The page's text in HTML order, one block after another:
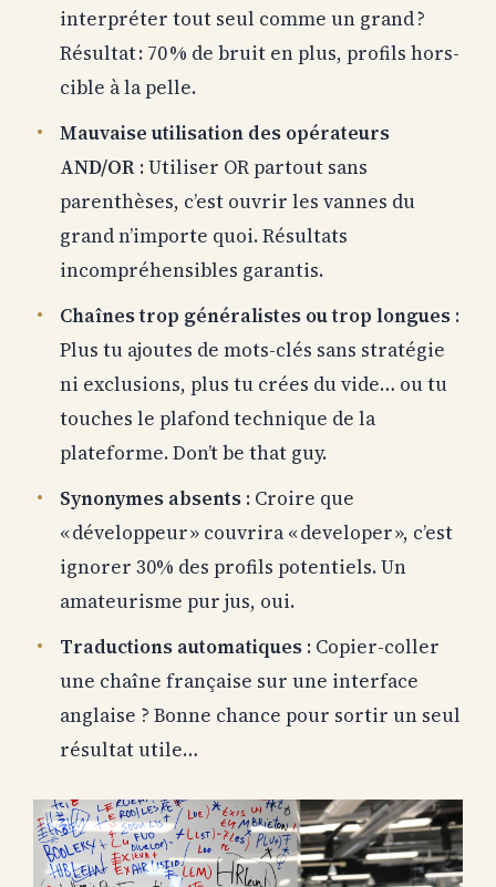
interpréter tout seul comme un grand ?
Résultat : 70 % de bruit en plus, profils hors-
cible à la pelle.
Mauvaise utilisation des opérateurs
AND/OR : Utiliser OR partout sans
parenthèses, c’est ouvrir les vannes du
grand n’importe quoi. Résultats
incompréhensibles garantis.
Chaînes trop généralistes ou trop longues :
Plus tu ajoutes de mots-clés sans stratégie
ni exclusions, plus tu crées du vide… ou tu
touches le plafond technique de la
plateforme. Don’t be that guy.
Synonymes absents : Croire que
« développeur » couvrira « developer », c’est
ignorer 30% des profils potentiels. Un
amateurisme pur jus, oui.
Traductions automatiques : Copier-coller
une chaîne française sur une interface
anglaise ? Bonne chance pour sortir un seul
résultat utile…